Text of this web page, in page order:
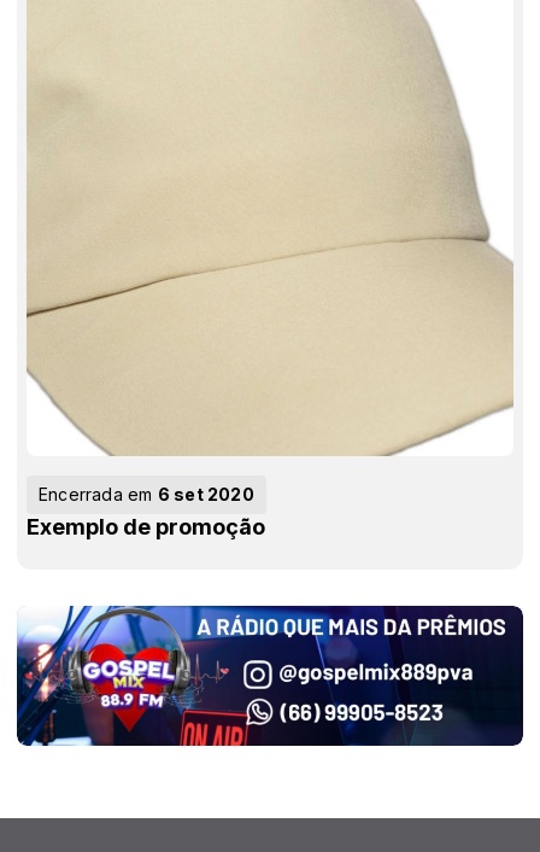
Encerrada em 6 set 2020
Exemplo de promoção